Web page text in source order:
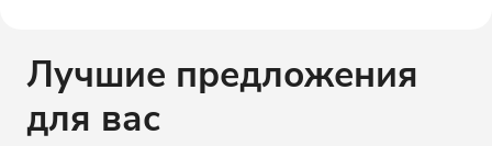
Лучшие предложения
для вас